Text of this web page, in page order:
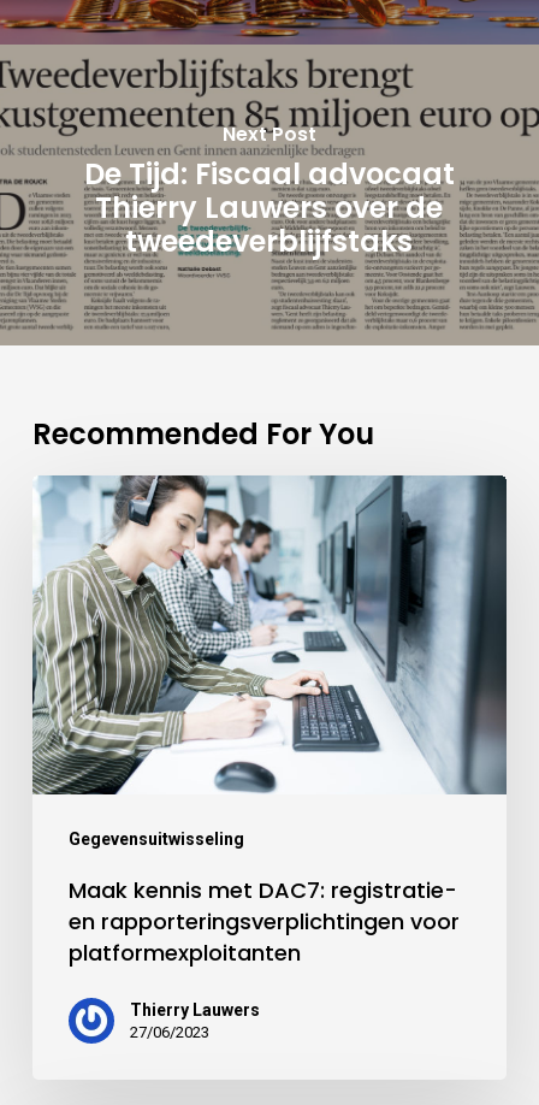
Next Post
De Tijd: Fiscaal advocaat
Thierry Lauwers over de
tweedeverblijfstaks
Recommended For You
Gegevensuitwisseling
Maak kennis met DAC7: registratie-
en rapporteringsverplichtingen voor
platformexploitanten
Thierry Lauwers
27/06/2023